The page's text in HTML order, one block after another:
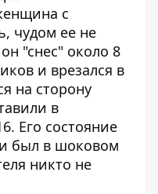
с
чудом ее не
"снес" около 8
и врезался в
на сторону
в
Его состояние
был в шоковом
никто не